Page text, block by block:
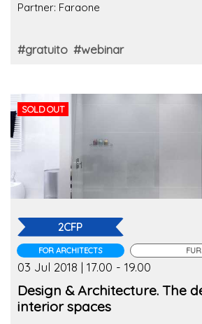
Partner: Faraone
#gratuito #webinar
SOLD OUT
2CFP
FOR ARCHITECTS
03 Jul 2018 | 17.00 - 19.00
Design & Architecture. The
interior spaces